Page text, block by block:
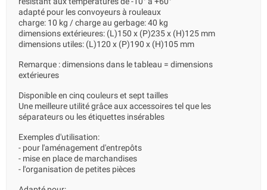
adapté pour les convoyeurs à rouleaux
charge: 10 kg / charge au gerbage: 40 kg
dimensions extérieures: (L)150 x (P)235 x (H)125 mm
dimensions utiles: (L)120 x (P)190 x (H)105 mm
Remarque : dimensions dans le tableau = dimensions
extérieures
Disponible en cinq couleurs et sept tailles
Une meilleure utilité grâce aux accessoires tel que les
séparateurs ou les étiquettes insérables
Exemples d'utilisation:
- pour l'aménagement d'entrepôts
- mise en place de marchandises
- l'organisation de petites pièces